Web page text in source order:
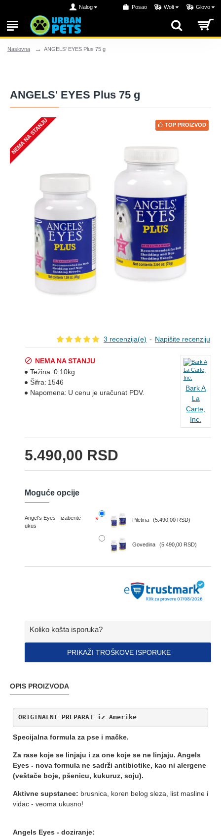
Nalog Posao Wolt Glovo
Naslovna ANGELS' EYES Plus 75 g
ANGELS' EYES Plus 75 g
TOP PROIZVOD
NEMA NA STANJU
3 recenzija(e) - Napišite recenziju
5.490,00 RSD
NEMA NA STANJU
Težina: 0.10kg
Šifra: 1546
Napomena: U cenu je uračunat PDV.
Bark A
La
Carte,
Inc.
Moguće opcije
Angel's Eyes - izaberite
ukus
Piletina (5.490,00 RSD)
Govedina (5.490,00 RSD)
Koliko košta isporuka?
PRIKAŽI TROŠKOVE ISPORUKE
OPIS PROIZVODA
ORIGINALNI PREPARAT iz Amerike
Specijalna formula za pse i mačke.
Za rase koje se linjaju i za one koje se ne linjaju. Angels
Eyes - nova formula ne sadrži antibiotike, kao ni alergene
(veštače boje, pšenicu, kukuruz, soju).
Aktivne supstance: brusnica, koren belog sleza, list masline i
vidac - veoma ukusno!
Angels Eyes - doziranje: